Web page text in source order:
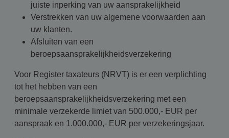
juiste inperking van uw aansprakelijkheid
Verstrekken van uw algemene voorwaarden aan
uw klanten.
Afsluiten van een
beroepsaansprakelijkheidsverzekering
Voor Register taxateurs (NRVT) is er een verplichting
tot het hebben van een
beroepsaansprakelijkheidsverzekering met een
minimale verzekerde limiet van 500.000,- EUR per
aanspraak en 1.000.000,- EUR per verzekeringsjaar.